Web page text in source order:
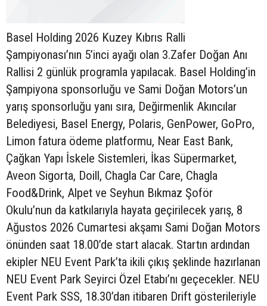
Basel Holding 2026 Kuzey Kıbrıs Ralli
Şampiyonası’nın 5’inci ayağı olan 3.Zafer Doğan Anı
Rallisi 2 günlük programla yapılacak. Basel Holding’in
Şampiyona sponsorluğu ve Sami Doğan Motors’un
yarış sponsorluğu yanı sıra, Değirmenlik Akıncılar
Belediyesi, Basel Energy, Polaris, GenPower, GoPro,
Limon fatura ödeme platformu, Near East Bank,
Çağkan Yapı İskele Sistemleri, İkas Süpermarket,
Aveon Sigorta, Doill, Chagla Car Care, Chagla
Food&Drink, Alpet ve Seyhun Bıkmaz Şoför
Okulu’nun da katkılarıyla hayata geçirilecek yarış, 8
Ağustos 2026 Cumartesi akşamı Sami Doğan Motors
önünden saat 18.00’de start alacak. Startın ardından
ekipler NEU Event Park’ta ikili çıkış şeklinde hazırlanan
NEU Event Park Seyirci Özel Etabı’nı geçecekler. NEU
Event Park SSS, 18.30’dan itibaren Drift gösterileriyle